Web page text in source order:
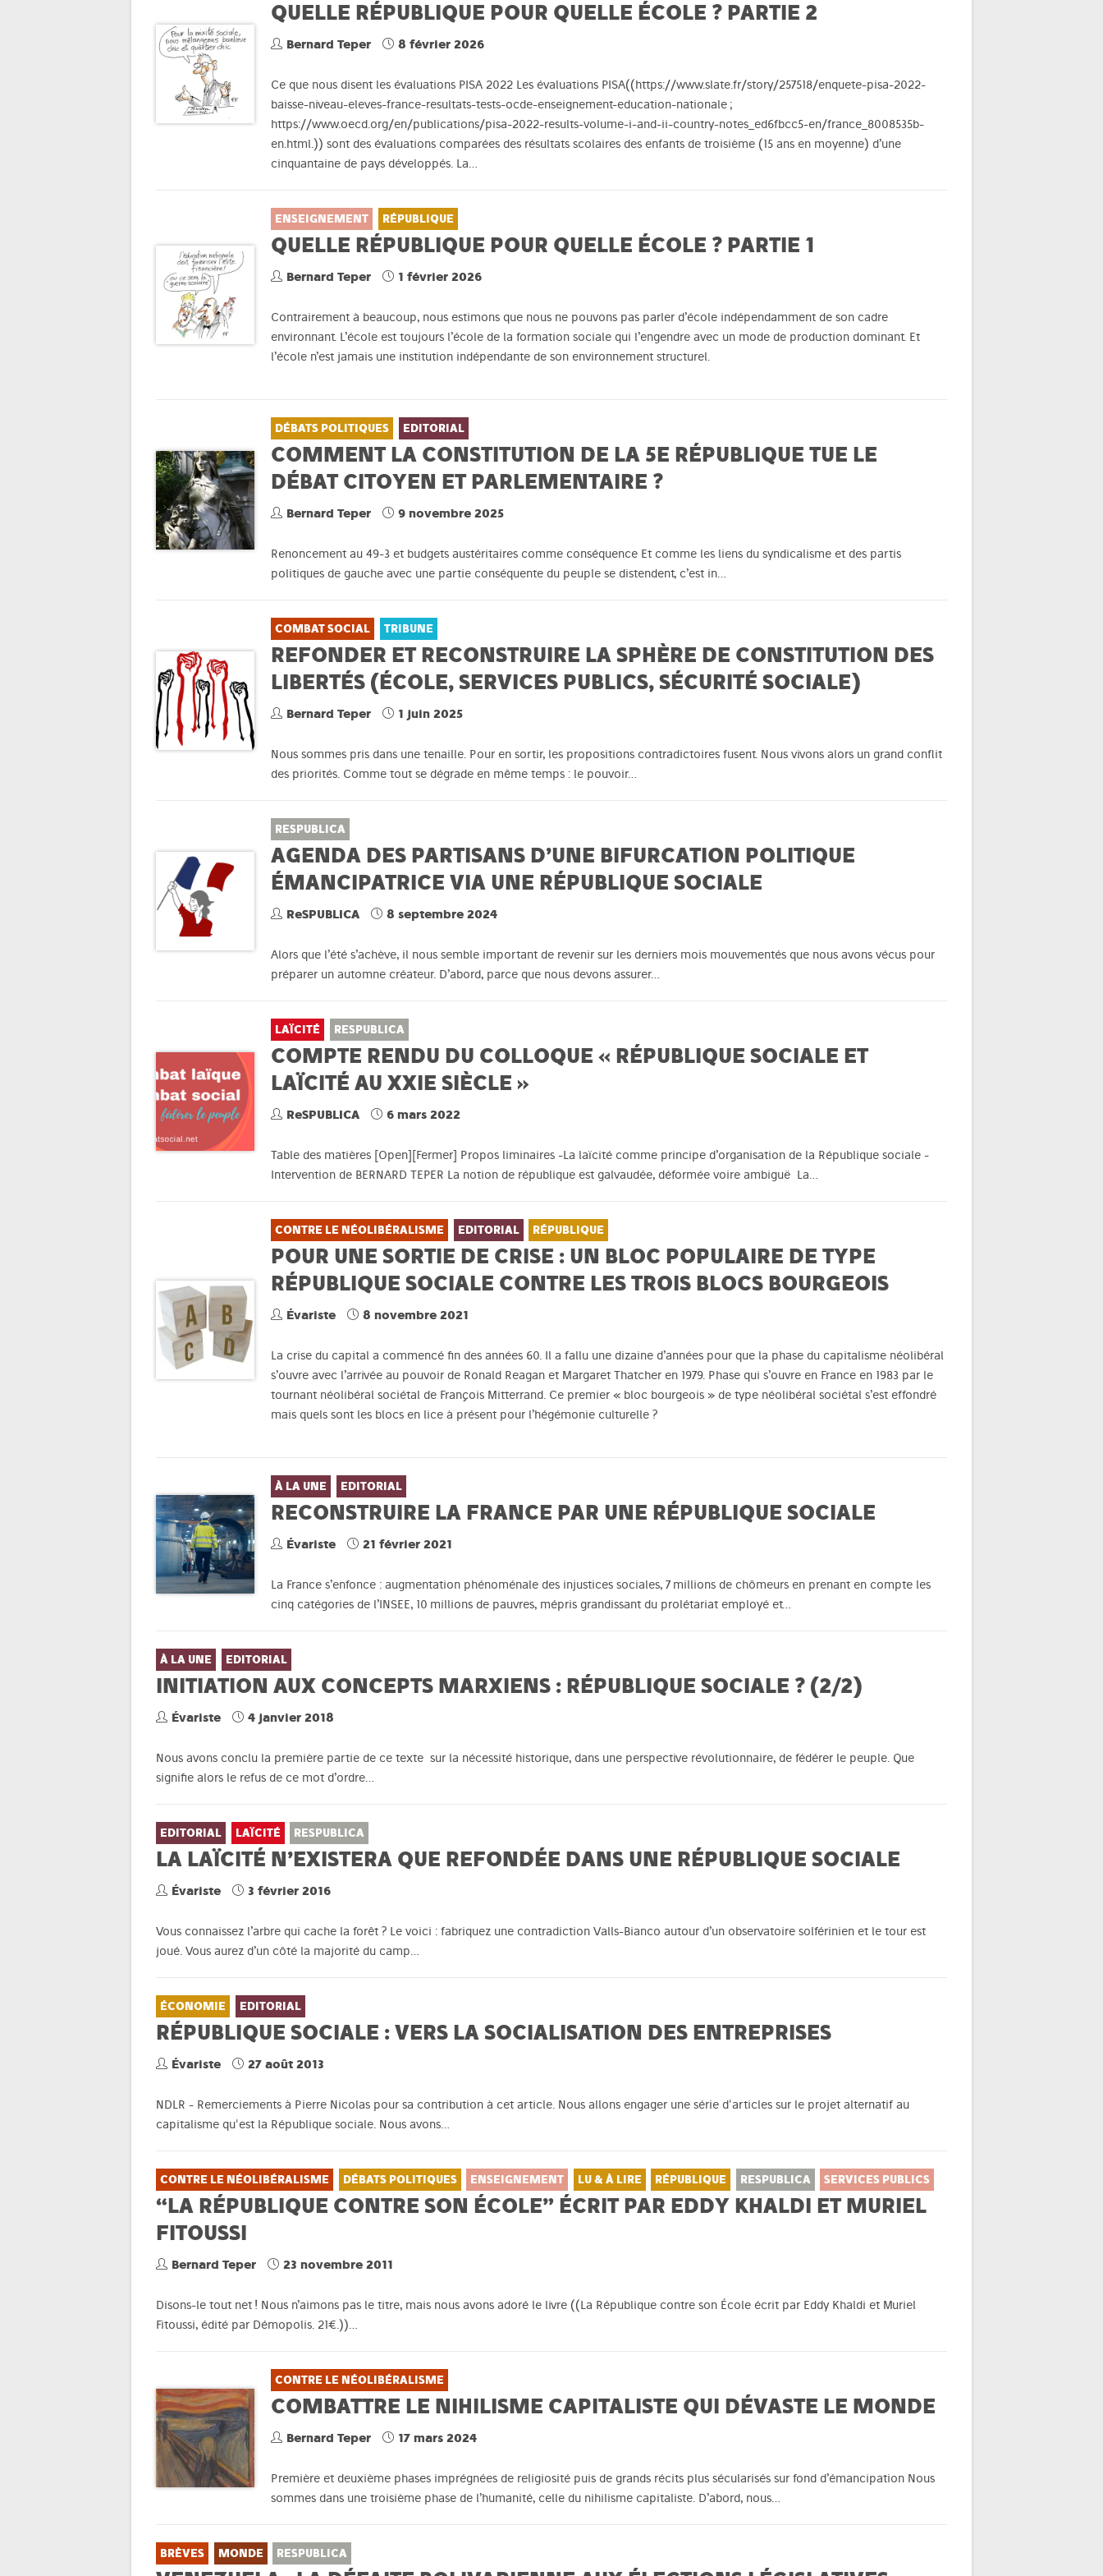
QUELLE RÉPUBLIQUE POUR QUELLE ÉCOLE ? PARTIE 2
Bernard Teper 8 février 2026
Ce que nous disent les évaluations PISA 2022 Les évaluations PISA((https://www.slate.fr/story/257518/enquete-pisa-2022-
baisse-niveau-eleves-france-resultats-tests-ocde-enseignement-education-nationale ;
https://www.oecd.org/en/publications/pisa-2022-results-volume-i-and-ii-country-notes_ed6fbcc5-en/france_8008535b-
en.html.)) sont des évaluations comparées des résultats scolaires des enfants de troisième (15 ans en moyenne) d’une
cinquantaine de pays développés. La…
ENSEIGNEMENT RÉPUBLIQUE
QUELLE RÉPUBLIQUE POUR QUELLE ÉCOLE ? PARTIE 1
Bernard Teper 1 février 2026
Contrairement à beaucoup, nous estimons que nous ne pouvons pas parler d’école indépendamment de son cadre
environnant. L’école est toujours l’école de la formation sociale qui l’engendre avec un mode de production dominant. Et
l’école n’est jamais une institution indépendante de son environnement structurel.
DÉBATS POLITIQUES EDITORIAL
COMMENT LA CONSTITUTION DE LA 5E RÉPUBLIQUE TUE LE
DÉBAT CITOYEN ET PARLEMENTAIRE ?
Bernard Teper 9 novembre 2025
Renoncement au 49-3 et budgets austéritaires comme conséquence Et comme les liens du syndicalisme et des partis
politiques de gauche avec une partie conséquente du peuple se distendent, c’est in…
COMBAT SOCIAL TRIBUNE
REFONDER ET RECONSTRUIRE LA SPHÈRE DE CONSTITUTION DES
LIBERTÉS (ÉCOLE, SERVICES PUBLICS, SÉCURITÉ SOCIALE)
Bernard Teper 1 juin 2025
Nous sommes pris dans une tenaille. Pour en sortir, les propositions contradictoires fusent. Nous vivons alors un grand conflit
des priorités. Comme tout se dégrade en même temps : le pouvoir…
RESPUBLICA
AGENDA DES PARTISANS D’UNE BIFURCATION POLITIQUE
ÉMANCIPATRICE VIA UNE RÉPUBLIQUE SOCIALE
ReSPUBLICA 8 septembre 2024
Alors que l’été s’achève, il nous semble important de revenir sur les derniers mois mouvementés que nous avons vécus pour
préparer un automne créateur. D’abord, parce que nous devons assurer…
LAÏCITÉ RESPUBLICA
COMPTE RENDU DU COLLOQUE « RÉPUBLIQUE SOCIALE ET
LAÏCITÉ AU XXIE SIÈCLE »
ReSPUBLICA 6 mars 2022
Table des matières [Open][Fermer] Propos liminaires -La laïcité comme principe d’organisation de la République sociale -
Intervention de BERNARD TEPER La notion de république est galvaudée, déformée voire ambiguë La…
CONTRE LE NÉOLIBÉRALISME EDITORIAL RÉPUBLIQUE
POUR UNE SORTIE DE CRISE : UN BLOC POPULAIRE DE TYPE
RÉPUBLIQUE SOCIALE CONTRE LES TROIS BLOCS BOURGEOIS
Évariste 8 novembre 2021
La crise du capital a commencé fin des années 60. Il a fallu une dizaine d’années pour que la phase du capitalisme néolibéral
s’ouvre avec l’arrivée au pouvoir de Ronald Reagan et Margaret Thatcher en 1979. Phase qui s’ouvre en France en 1983 par le
tournant néolibéral sociétal de François Mitterrand. Ce premier « bloc bourgeois » de type néolibéral sociétal s’est effondré
mais quels sont les blocs en lice à présent pour l’hégémonie culturelle ?
À LA UNE EDITORIAL
RECONSTRUIRE LA FRANCE PAR UNE RÉPUBLIQUE SOCIALE
Évariste 21 février 2021
La France s’enfonce : augmentation phénoménale des injustices sociales, 7 millions de chômeurs en prenant en compte les
cinq catégories de l’INSEE, 10 millions de pauvres, mépris grandissant du prolétariat employé et…
À LA UNE EDITORIAL
INITIATION AUX CONCEPTS MARXIENS : RÉPUBLIQUE SOCIALE ? (2/2)
Évariste 4 janvier 2018
Nous avons conclu la première partie de ce texte sur la nécessité historique, dans une perspective révolutionnaire, de fédérer le peuple. Que
signifie alors le refus de ce mot d’ordre…
EDITORIAL LAÏCITÉ RESPUBLICA
LA LAÏCITÉ N’EXISTERA QUE REFONDÉE DANS UNE RÉPUBLIQUE SOCIALE
Évariste 3 février 2016
Vous connaissez l’arbre qui cache la forêt ? Le voici : fabriquez une contradiction Valls-Bianco autour d’un observatoire solférinien et le tour est
joué. Vous aurez d’un côté la majorité du camp…
ÉCONOMIE EDITORIAL
RÉPUBLIQUE SOCIALE : VERS LA SOCIALISATION DES ENTREPRISES
Évariste 27 août 2013
NDLR - Remerciements à Pierre Nicolas pour sa contribution à cet article. Nous allons engager une série d'articles sur le projet alternatif au
capitalisme qu'est la République sociale. Nous avons…
CONTRE LE NÉOLIBÉRALISME DÉBATS POLITIQUES ENSEIGNEMENT LU & À LIRE RÉPUBLIQUE RESPUBLICA SERVICES PUBLICS
“LA RÉPUBLIQUE CONTRE SON ÉCOLE” ÉCRIT PAR EDDY KHALDI ET MURIEL
FITOUSSI
Bernard Teper 23 novembre 2011
Disons-le tout net ! Nous n’aimons pas le titre, mais nous avons adoré le livre ((La République contre son École écrit par Eddy Khaldi et Muriel
Fitoussi, édité par Démopolis. 21€.))…
CONTRE LE NÉOLIBÉRALISME
COMBATTRE LE NIHILISME CAPITALISTE QUI DÉVASTE LE MONDE
Bernard Teper 17 mars 2024
Première et deuxième phases imprégnées de religiosité puis de grands récits plus sécularisés sur fond d’émancipation Nous
sommes dans une troisième phase de l’humanité, celle du nihilisme capitaliste. D’abord, nous…
BRÈVES MONDE RESPUBLICA